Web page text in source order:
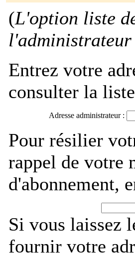
(L'option liste
Entrez votre
consulter la
Adresse administrateur :
Pour résilier
rappel de votre
d'abonnement,
Si vous laissez
fournir votre